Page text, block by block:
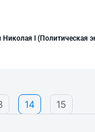
I (Политическая
14 15